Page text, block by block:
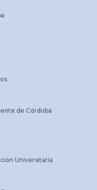
de Córdoba
Universitaria